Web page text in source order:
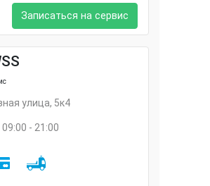
Записаться на сервис
улица, 5к4
- 21:00